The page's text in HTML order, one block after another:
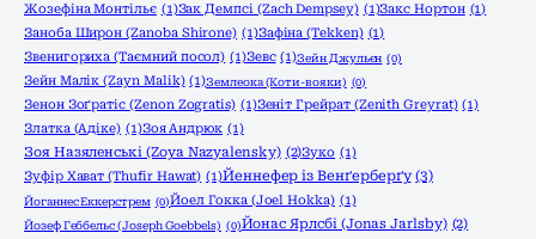
Жозефіна Монтільє (1)Зак Демпсі (Zach Dempsey) (1)Закс Нортон (1)
Заноба Широн (Zanoba Shirone) (1)Зафіна (Tekken) (1)
Звенигориха (Таємний посол) (1)Зевс (1)Зейн Джульєн (0)
Зейн Малік (Zayn Malik) (1)Землеока (Коти-вояки) (0)
Зенон Зоґратіс (Zenon Zogratis) (1)Зеніт Грейрат (Zenith Greyrat) (1)
Златка (Адіке) (1)Зоя Андрюк (1)
Зоя Назяленські (Zoya Nazyalensky) (2)Зуко (1)
Зуфір Хават (Thufir Hawat) (1)Йеннефер із Венґерберґу (3)
Йоганнес Еккерстрем (0)Йоел Гокка (Joel Hokka) (1)
Йозеф Геббельс (Joseph Goebbels) (0)Йонас Ярлсбі (Jonas Jarlsby) (2)